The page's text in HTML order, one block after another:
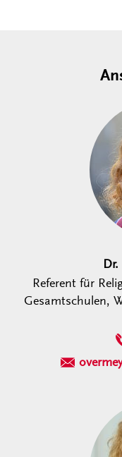
Referent für
Gesamtschulen,